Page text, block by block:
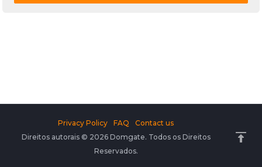
Direitos autorais © 2026 Domgate. Todos os Direitos
Reservados.
Privacy Policy FAQ Contact us